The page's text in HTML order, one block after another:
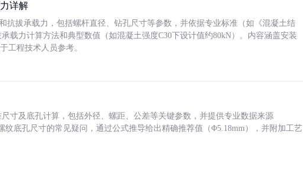
详解
抗拔承载力，包括螺杆直径、钻孔尺寸等参数，并依据专业标准（如《混凝土结
载力计算方法和典型数值（如混凝土强度C30下设计值约80kN）。内容涵盖安装
工程技术人员参考。
寸及底孔计算，包括外径、螺距、公差等关键参数，并提供专业数据来源
纹底孔尺寸的常见疑问，通过公式推导给出精确推荐值（Φ5.18mm），并附加工艺